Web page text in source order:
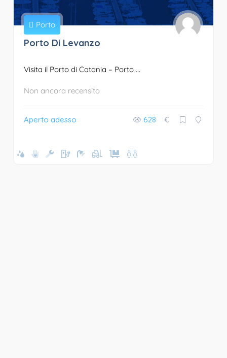
Porto
Porto Di Levanzo
Visita il Porto di Catania – Porto ...
Non ancora recensito
Aperto adesso 628 €